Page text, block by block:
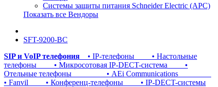
Системы защиты питания Schneider Electric (APC)
Показать все Вендоры
SFT-9200-BC
SIP и VoIP телефония
• IP-телефоны
• Настольные
телефоны
• Микросотовая IP-DECT-система
•
Отельные телефоны
• AEi Communications
• Fanvil
• Конференц-телефоны
• IP-DECT-системы